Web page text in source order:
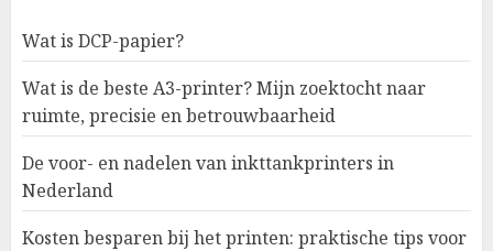
Wat is DCP-papier?
Wat is de beste A3-printer? Mijn zoektocht naar
ruimte, precisie en betrouwbaarheid
De voor- en nadelen van inkttankprinters in
Nederland
Kosten besparen bij het printen: praktische tips voor